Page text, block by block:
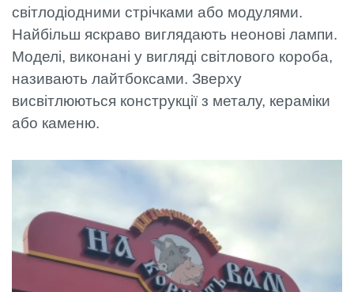
світлодіодними стрічками або модулями.
Найбільш яскраво виглядають неонові лампи.
Моделі, виконані у вигляді світлового короба,
називають лайтбоксами. Зверху
висвітлюються конструкції з металу, кераміки
або каменю.